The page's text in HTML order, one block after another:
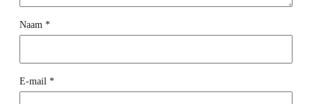
Naam *
E-mail *